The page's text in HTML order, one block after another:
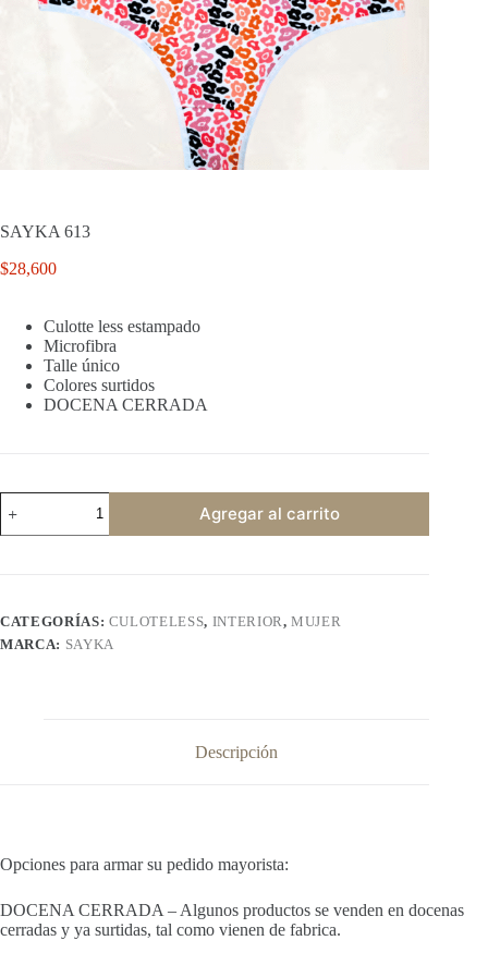
SAYKA 613
$28,600
Culotte less estampado
Microfibra
Talle único
Colores surtidos
DOCENA CERRADA
613
cantidad
Agregar al carrito
CATEGORÍAS: CULOTELESS, INTERIOR,MUJER
MARCA: SAYKA
Descripción
Opciones para armar su pedido mayorista:
DOCENA CERRADA – Algunos productos se venden en docenas
cerradas y ya surtidas, tal como vienen de fabrica.